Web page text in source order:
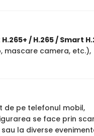
/ H.265 / Smart
mascare camera, etc.),
de pe telefonul mobil,
se face prin
la diverse